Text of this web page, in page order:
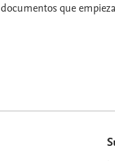
documentos que